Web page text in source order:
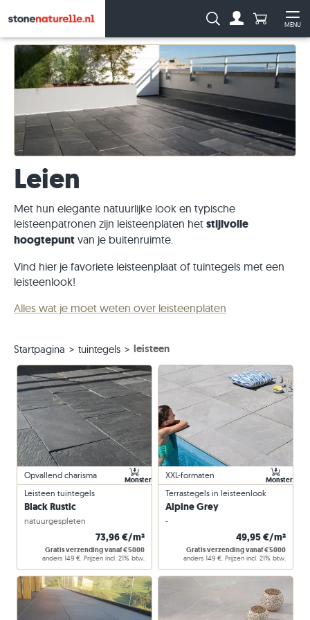
MENU
Zoeken: Aantal
Leien
Met hun elegante natuurlijke look en typische
leisteenpatronen zijn leisteenplaten het stijlvolle
hoogtepunt van je buitenruimte.
Vind hier je favoriete leisteenplaat of tuintegels met een
leisteenlook!
Alles wat je moet weten over leisteenplaten
Startpagina tuintegels leisteen
Leisteen tuintegels
Black Rustic
natuurgespleten
73,96 €/m²
Gratis verzending vanaf €5000
anders 149 €. Prijzen incl. 21% btw.
Opvallend charisma Monster
Terrastegels in leisteenlook
Alpine Grey
-
49,95 €/m²
Gratis verzending vanaf €5000
anders 149 €. Prijzen incl. 21% btw.
XXL-formaten Monster